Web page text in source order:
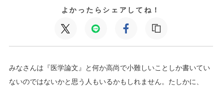
よかったらシェアしてね！
みなさんは『医学論文』と何か高尚で小難しいことしか書いてい
ないのではないかと思う人もいるかもしれません。たしかに、